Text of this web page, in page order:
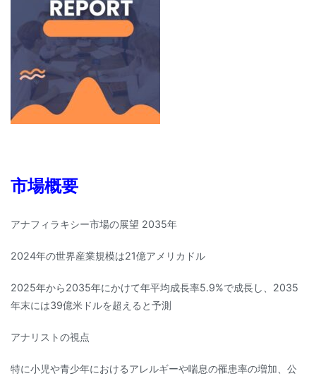
市場概要
アナフィラキシー市場の展望 2035年
2024年の世界産業規模は21億アメリカドル
2025年から2035年にかけて年平均成長率5.9%で成長し、2035
年末には39億米ドルを超えると予測
アナリストの視点
特に小児や青少年におけるアレルギーや喘息の罹患率の増加、公